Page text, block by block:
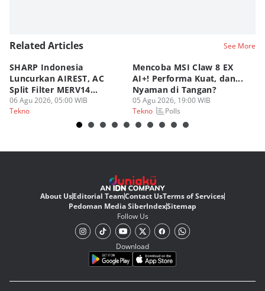
Related Articles See More
SHARP Indonesia
Luncurkan AIREST, AC
Split Filter MERV14
Perdana!
06 Agu 2026, 05:00 WIB
Tekno
Mencoba MSI Claw 8 EX
AI+! Performa Kuat, dan...
Nyaman di Tangan?
05 Agu 2026, 19:00 WIB
Tekno
Polls
About UsEditorial TeamContact UsTerms of Services
Pedoman Media SiberIndexSitemap
Follow Us
Download